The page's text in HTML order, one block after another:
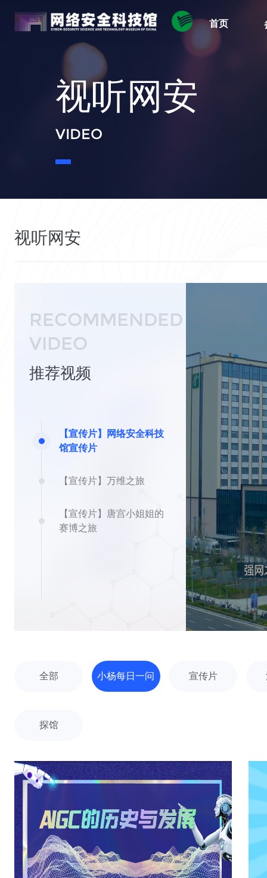
首页
视听网安
VIDEO
视听网安
RECOMMENDED
VIDEO
推荐视频
【宣传片】网络安全科技
馆宣传片
【宣传片】万维之旅
【宣传片】唐宫小姐姐的
赛博之旅
全部 小杨每日一问 宣传片
探馆